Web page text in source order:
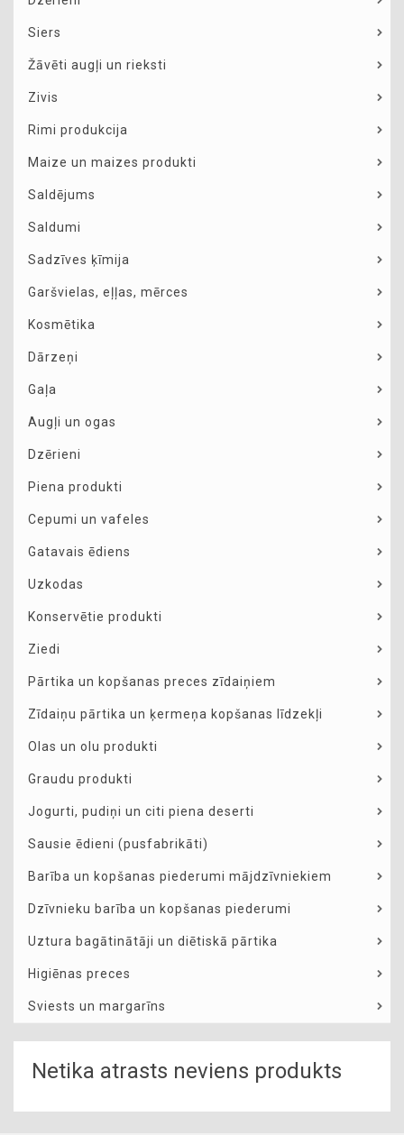
Siers
Žāvēti augļi un rieksti
Zivis
Rimi produkcija
Maize un maizes produkti
Saldējums
Saldumi
Sadzīves ķīmija
Garšvielas, eļļas, mērces
Kosmētika
Dārzeņi
Gaļa
Augļi un ogas
Dzērieni
Piena produkti
Cepumi un vafeles
Gatavais ēdiens
Uzkodas
Konservētie produkti
Ziedi
Pārtika un kopšanas preces zīdaiņiem
Zīdaiņu pārtika un ķermeņa kopšanas līdzekļi
Olas un olu produkti
Graudu produkti
Jogurti, pudiņi un citi piena deserti
Sausie ēdieni (pusfabrikāti)
Barība un kopšanas piederumi mājdzīvniekiem
Dzīvnieku barība un kopšanas piederumi
Uztura bagātinātāji un diētiskā pārtika
Higiēnas preces
Sviests un margarīns
Netika atrasts neviens produkts